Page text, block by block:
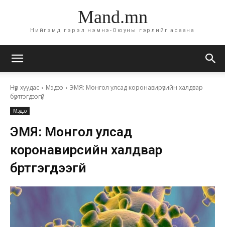
Mand.mn
Нийгэмд гэрэл нэмнэ-Оюуны гэрлийг асаана
Нүүр хуудас Мэдээ
ЭМЯ: Монгол улсад коронавирүсийн халдвар
бүртгэгдээгүй
Мэдээ
ЭМЯ: Монгол улсад
коронавирүсийн халдвар
бүртгэгдээгүй